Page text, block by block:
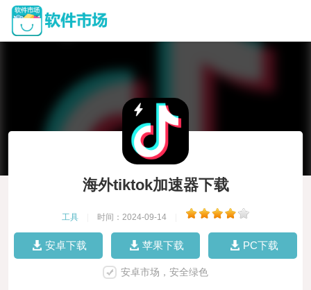
海外tiktok加速器下载
工具 时间：2024-09-14
安卓下载 苹果下载 PC下载
安卓市场，安全绿色